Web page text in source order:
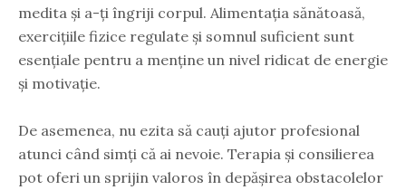
medita și a-ți îngriji corpul. Alimentația sănătoasă,
exercițiile fizice regulate și somnul suficient sunt
esențiale pentru a menține un nivel ridicat de energie
și motivație.
De asemenea, nu ezita să cauți ajutor profesional
atunci când simți că ai nevoie. Terapia și consilierea
pot oferi un sprijin valoros în depășirea obstacolelor